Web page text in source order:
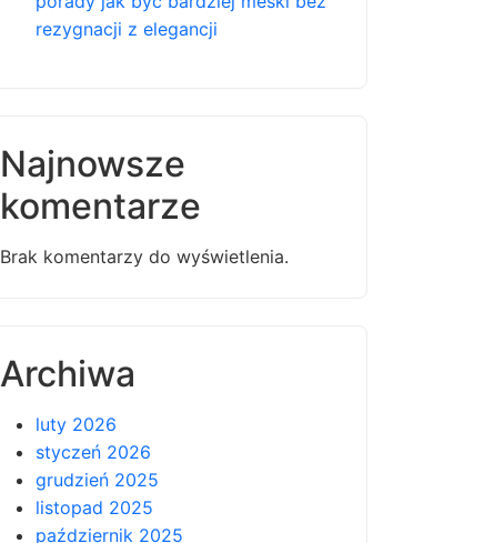
rezygnacji z elegancji
Najnowsze
komentarze
Brak komentarzy do wyświetlenia.
Archiwa
luty 2026
styczeń 2026
grudzień 2025
listopad 2025
październik 2025